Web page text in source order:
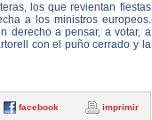
los que revientan fiestas
a los ministros europeos.
derecho a pensar, a votar, a
con el puño cerrado y la
facebook imprimir